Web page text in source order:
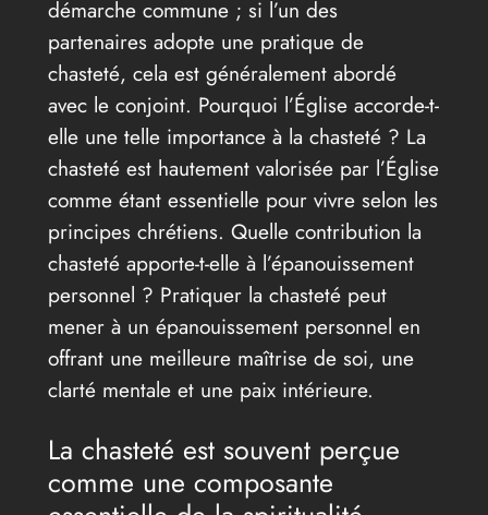
démarche commune ; si l’un des
partenaires adopte une pratique de
chasteté, cela est généralement abordé
avec le conjoint. Pourquoi l’Église accorde-t-
elle une telle importance à la chasteté ? La
chasteté est hautement valorisée par l’Église
comme étant essentielle pour vivre selon les
principes chrétiens. Quelle contribution la
chasteté apporte-t-elle à l’épanouissement
personnel ? Pratiquer la chasteté peut
mener à un épanouissement personnel en
offrant une meilleure maîtrise de soi, une
clarté mentale et une paix intérieure.
La chasteté est souvent perçue
comme une composante